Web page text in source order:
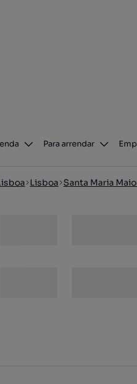
Para arrendar
Lisboa Santa Maria